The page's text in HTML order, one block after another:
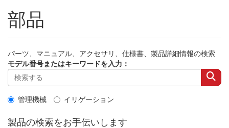
部品
パーツ、マニュアル、アクセサリ、仕様書、製品詳細情報の検索
モデル番号またはキーワードを入力：
管理機械 イリゲーション
製品の検索をお手伝いします